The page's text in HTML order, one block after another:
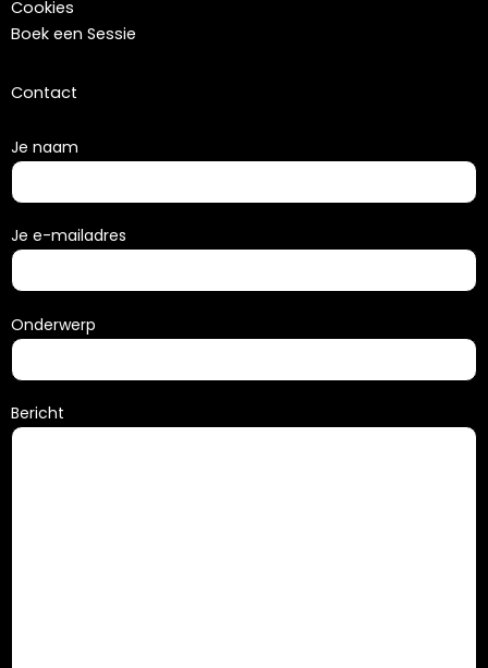
Cookies
Boek een Sessie
Contact
Je naam
Je e-mailadres
Onderwerp
Bericht